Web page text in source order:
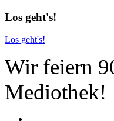
Los geht's!
Los geht's!
Wir feiern
Mediothek!